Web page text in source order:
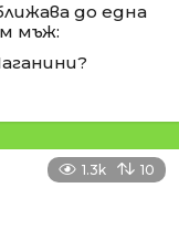
до една
мъж:
1.3k 10